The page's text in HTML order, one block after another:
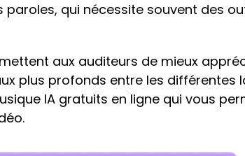
qui nécessite souvent des
aux auditeurs de mieux
plus profonds entre les différentes
IA gratuits en ligne qui vous